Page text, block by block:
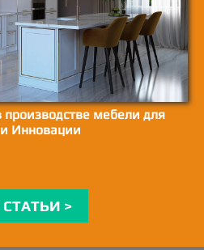
мебели для
Инновации
СТАТЬИ >